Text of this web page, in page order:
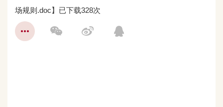
场规则.doc】已下载328次